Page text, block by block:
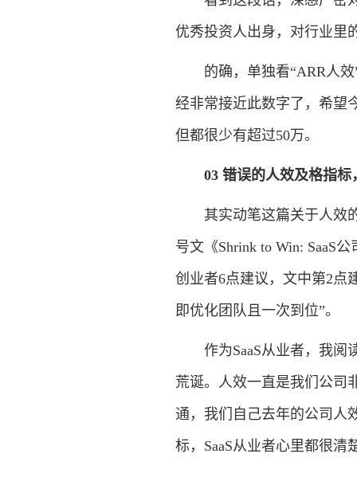
优秀投资人出身，对行业里
的确，单独看“ARR人效”
经非常接近此数字了，希望
但都很少有超过50万。
03 错误的人效及格指
其实动笔这篇关于人效的
号文《Shrink to Win: SaaS
创业者6点建议，文中第2点
即优化团队且一次到位”。
作为SaaS从业者，我阅
荒诞。人效一直是我们公司
通，我们自己去年的公司人
标，SaaS从业者心里都很清